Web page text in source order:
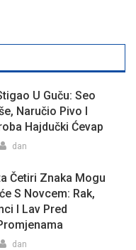
U Guču: Seo
Naručio Pivo I
Hajdučki Ćevap
dan
Četiri Znaka Mogu
S Novcem: Rak,
I Lav Pred
dan